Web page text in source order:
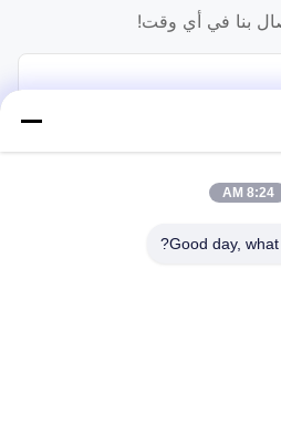
بنا في أي وقت!
8:24 AM
Good day,